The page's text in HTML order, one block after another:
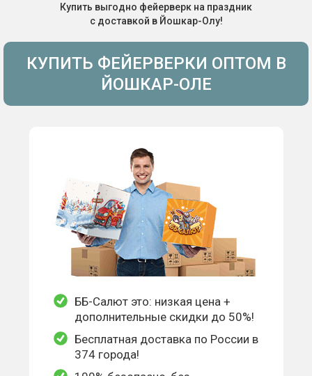
Купить выгодно фейерверк на праздник
с доставкой в Йошкар-Олу!
КУПИТЬ ФЕЙЕРВЕРКИ ОПТОМ В
ЙОШКАР-ОЛЕ
ББ-Салют это: низкая цена +
дополнительные скидки до 50%!
Бесплатная доставка по России в
374 города!